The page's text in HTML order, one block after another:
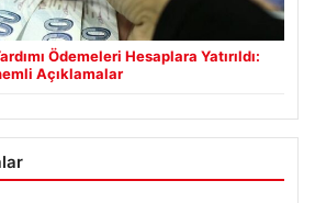
Ödemeleri Hesaplara Yatırıldı:
Açıklamalar